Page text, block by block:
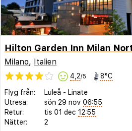
Hilton Garden Inn Milan
Milano, Italien
4,2/5 8°C
Flyg från: Luleå - Linate
Utresa:
sön 29 nov 06:55
Retur:
tis 01 dec 12:55
Nätter:
2